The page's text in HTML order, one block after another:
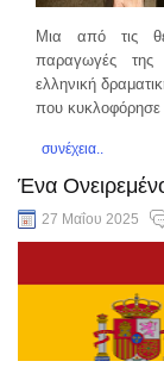
Μια από τις
παραγωγές της
ελληνική
που κυκλοφόρησε
συνέχεια..
Ένα
27 Μαΐου 2025